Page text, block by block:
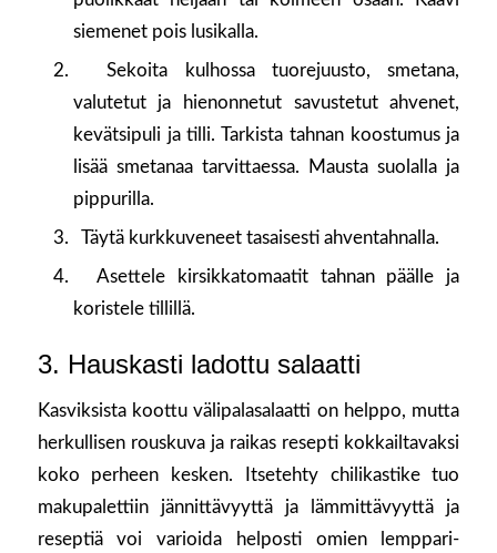
siemenet pois lusikalla.
Sekoita kulhossa tuorejuusto, smetana,
valutetut ja hienonnetut savustetut ahvenet,
kevätsipuli ja tilli. Tarkista tahnan koostumus ja
lisää smetanaa tarvittaessa. Mausta suolalla ja
pippurilla.
Täytä kurkkuveneet tasaisesti ahventahnalla.
Asettele kirsikkatomaatit tahnan päälle ja
koristele tillillä.
3. Hauskasti ladottu salaatti
Kasviksista koottu välipalasalaatti on helppo, mutta
herkullisen rouskuva ja raikas resepti kokkailtavaksi
koko perheen kesken. Itsetehty chilikastike tuo
makupalettiin jännittävyyttä ja lämmittävyyttä ja
reseptiä voi varioida helposti omien lemppari-